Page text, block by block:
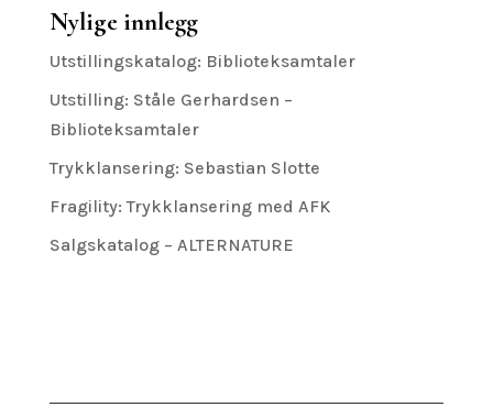
Nylige innlegg
Utstillingskatalog: Biblioteksamtaler
Utstilling: Ståle Gerhardsen –
Biblioteksamtaler
Trykklansering: Sebastian Slotte
Fragility: Trykklansering med AFK
Salgskatalog – ALTERNATURE